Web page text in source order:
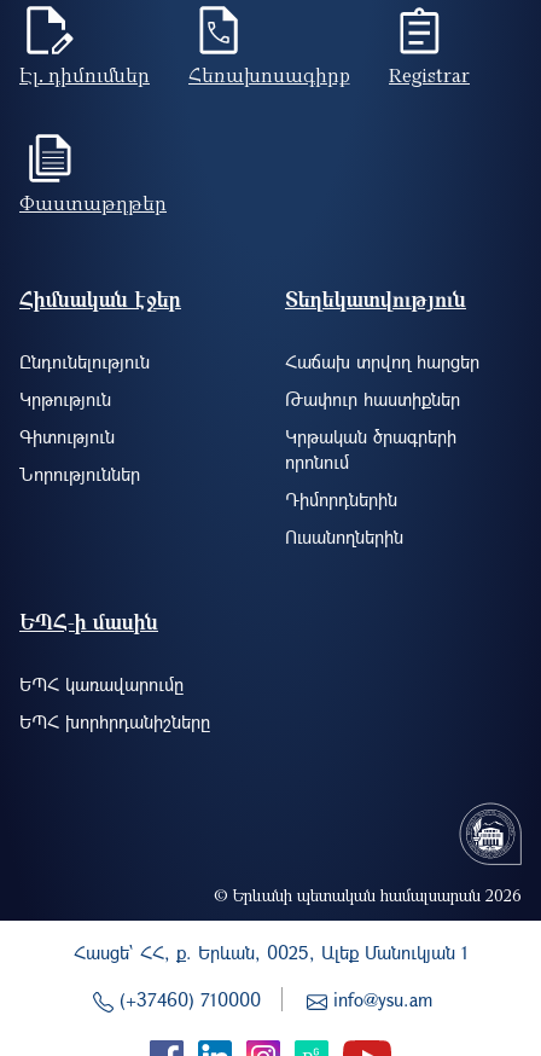
Էլ. դիմումներ Հեռախոսագիրք Registrar
Փաստաթղթեր
Footer site information
Հիմնական էջեր
Ընդունելություն
Կրթություն
Գիտություն
Նորություններ
Տեղեկատվություն
Հաճախ տրվող հարցեր
Թափուր հաստիքներ
Կրթական ծրագրերի
որոնում
Դիմորդներին
Ուսանողներին
ԵՊՀ-ի մասին
ԵՊՀ կառավարումը
ԵՊՀ խորհրդանիշները
© Երևանի պետական համալսարան 2026
Հասցե` ՀՀ, ք. Երևան, 0025, Ալեք Մանուկյան 1
(+37460) 710000
info@ysu.am